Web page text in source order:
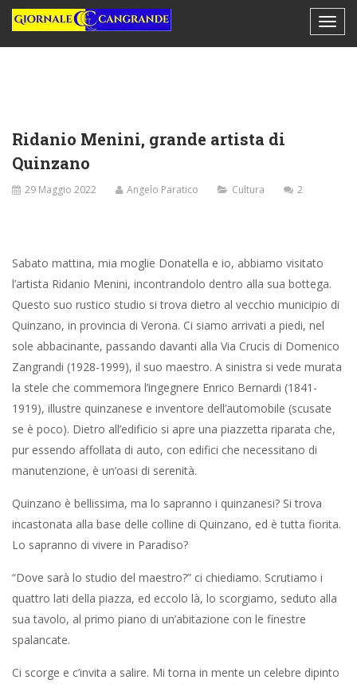
Ridanio Menini, grande artista di
Quinzano
29 Maggio 2022 Angelo Paratico Cultura 2
Sabato mattina, mia moglie Donatella e io, abbiamo visitato
l’artista Ridanio Menini, incontrandolo dentro alla sua bottega.
Questo suo rustico studio si trova dietro al vecchio municipio di
Quinzano, in provincia di Verona. Ci siamo arrivati a piedi, nel
sole abbacinante, passando davanti alla Via Crucis di Domenico
Zangrandi (1928-1999), il suo maestro. A sinistra si vede murata
la stele che commemora l’ingegnere Enrico Bernardi (1841-
1919), illustre quinzanese e inventore dell’automobile (scusate
se è poco). Dietro all’edificio si apre una piazzetta riparata che,
pur essendo affollata di auto, con edifici che necessitano di
manutenzione, è un’oasi di serenità.
Quinzano è bellissima, ma lo sapranno i quinzanesi? Si trova
incastonata alla base delle colline di Quinzano, ed è tutta fiorita.
Lo sapranno di vivere in Paradiso?
“Dove sarà lo studio del maestro?” ci chiediamo. Scrutiamo i
quattro lati della piazza, ed eccolo là, lo scorgiamo, seduto alla
sua tavolo, al primo piano di un’abitazione con le finestre
spalancate.
Ci scorge e c’invita a salire. Mi torna in mente un celebre dipinto